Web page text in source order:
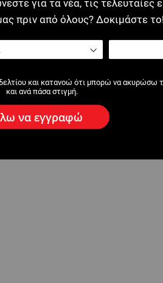
για τα νέα, τις τελευταίες
πριν από όλους? Δοκιμάστε το!
και κατανοώ ότι μπορώ να ακυρώσω
και ανά πάσα στιγμή.
να εγγραφώ